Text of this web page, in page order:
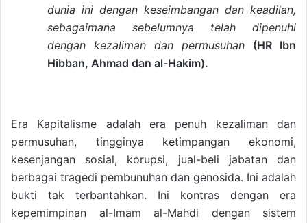
dunia ini dengan keseimbangan dan keadilan,
sebagaimana sebelumnya telah dipenuhi
dengan kezaliman dan permusuhan (HR Ibn
Hibban, Ahmad dan al-Hakim).
Era Kapitalisme adalah era penuh kezaliman dan
permusuhan, tingginya ketimpangan ekonomi,
kesenjangan sosial, korupsi, jual-beli jabatan dan
berbagai tragedi pembunuhan dan genosida. Ini adalah
bukti tak terbantahkan. Ini kontras dengan era
kepemimpinan al-Imam al-Mahdi dengan sistem